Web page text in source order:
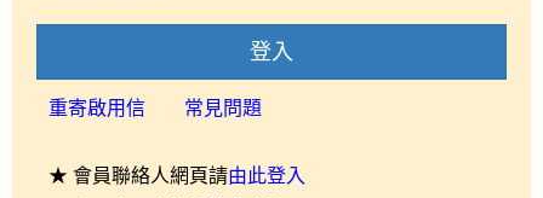
登入
重寄啟用信 常見問題
★ 會員聯絡人網頁請由此登入